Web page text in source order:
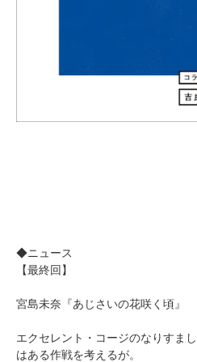
◆ニュース
【最終回】
宮島未奈『あじさいの花咲く頃』
エクセレント・コージのなりすま
はある作戦を考えるが。